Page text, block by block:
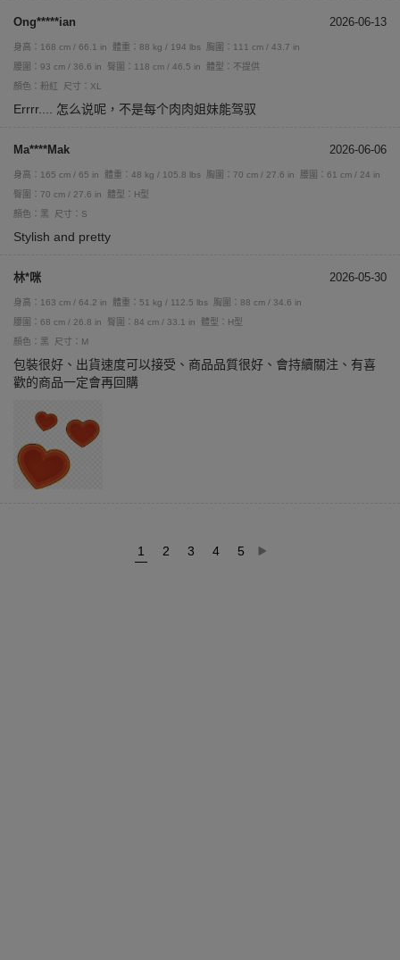
Ong*****ian 2026-06-13
身高：168 cm / 66.1 in 體重：88 kg / 194 lbs
胸圍：111 cm / 43.7 in
腰圍：93 cm / 36.6 in
臀圍：118 cm / 46.5 in
體型：不提供
顏色：粉紅
尺寸：XL
Errrr.... 怎么说呢，不是每个肉肉姐妹能驾驭
Ma****Mak 2026-06-06
身高：165 cm / 65 in 體重：48 kg / 105.8 lbs 胸圍：70 cm / 27.6 in
腰圍：61 cm / 24 in
臀圍：70 cm / 27.6 in
體型：H型
顏色：黑
尺寸：S
Stylish and pretty
林*咪 2026-05-30
身高：163 cm / 64.2 in 體重：51 kg / 112.5 lbs
胸圍：88 cm / 34.6 in
腰圍：68 cm / 26.8 in
臀圍：84 cm / 33.1 in
體型：H型
顏色：黑
尺寸：M
包裝很好、出貨速度可以接受、商品品質很好、會持續關注、有喜
歡的商品一定會再回購
1 2 3 4 5